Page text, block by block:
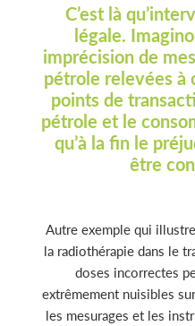
C’est là
légale.
imprécision de
pétrole relevées à
points de
pétrole et le
qu’à la fin le
être
Autre exemple qui
la radiothérapie dans le
doses incorrectes
extrêmement nuisibles
les mesurages et les